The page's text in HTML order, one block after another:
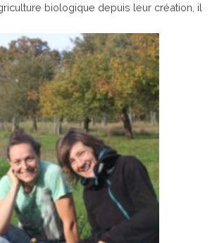
biologique depuis leur création, il